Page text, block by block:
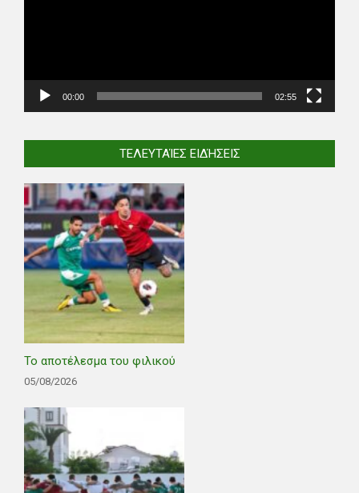
00:00 02:55
ΤΕΛΕΥΤΑΊΕΣ ΕΙΔΉΣΕΙΣ
Το αποτέλεσμα του φιλικού
05/08/2026